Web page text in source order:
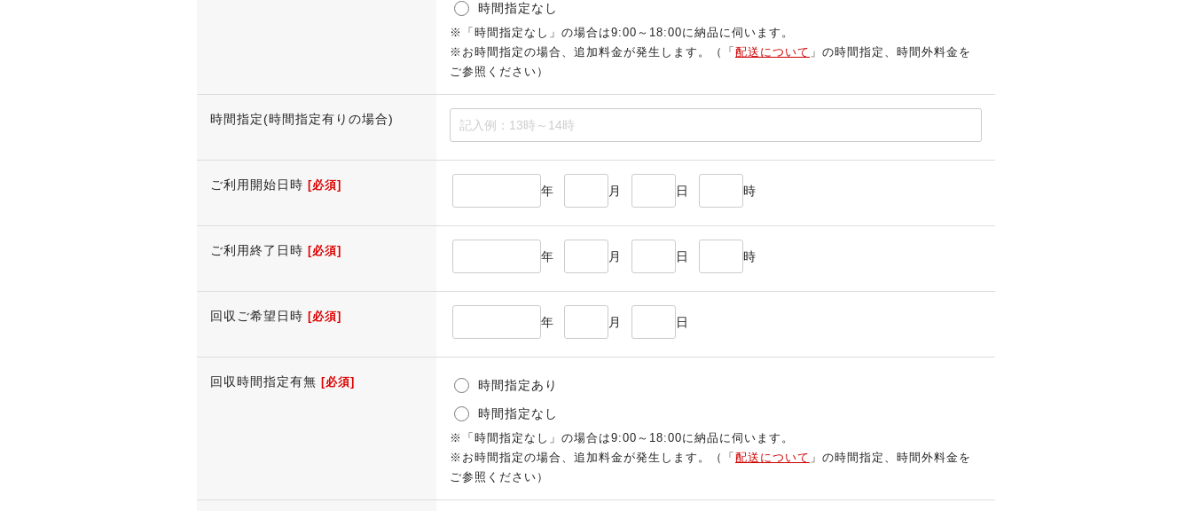
時間指定なし
※「時間指定なし」の場合は9:00～18:00に納品に伺います。
※お時間指定の場合、追加料金が発生します。（「 配送について 」の時間指定、時間外料金を
ご参照ください）
時間指定(時間指定有りの場合)
ご利用開始日時 [必須] 年 月 日 時
ご利用終了日時 [必須] 年 月 日 時
回収ご希望日時 [必須] 年 月 日
回収時間指定有無 [必須]
時間指定あり
時間指定なし
※「時間指定なし」の場合は9:00～18:00に納品に伺います。
※お時間指定の場合、追加料金が発生します。（「 配送について 」の時間指定、時間外料金を
ご参照ください）